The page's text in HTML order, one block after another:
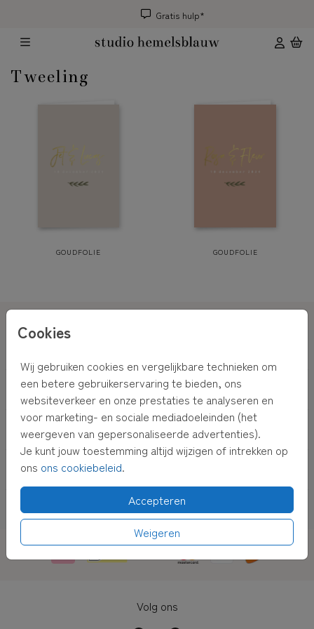
Gratis hulp*
Cookies
Wij gebruiken cookies en vergelijkbare technieken om
een betere gebruikerservaring te bieden, ons
websiteverkeer en onze prestaties te analyseren en
voor marketing- en sociale mediadoeleinden (het
weergeven van gepersonaliseerde advertenties).
Je kunt jouw toestemming altijd wijzigen of intrekken op
ons ons cookiebeleid.
Accepteren
Weigeren
Tweeling
GOUDFOLIE GOUDFOLIE
Trouwen
Decoratie
Service
Prijzen & info
Volg ons